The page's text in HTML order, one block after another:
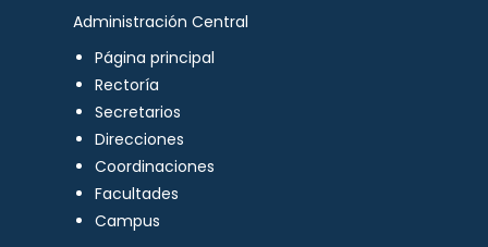
Administración Central
Página principal
Rectoría
Secretarios
Direcciones
Coordinaciones
Facultades
Campus